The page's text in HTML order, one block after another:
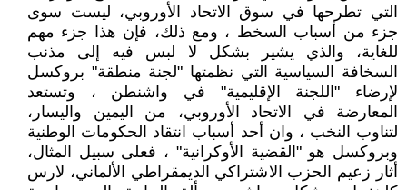
التي تطرحها في سوق الاتحاد الأوروبي، ليست سوى
جزء من أسباب السخط ، ومع ذلك، فإن هذا جزء مهم
للغاية، والذي يشير بشكل لا لبس فيه إلى مذنب
السخافة السياسية التي نظمتها "لجنة منطقة" بروكسل
لإرضاء "اللجنة الإقليمية" في واشنطن ، وتستعد
المعارضة في الاتحاد الأوروبي، من اليمين واليسار،
لتناوب النخب ، وان أحد أسباب انتقاد الحكومات الوطنية
وبروكسل هو "القضية الأوكرانية" ، فعلى سبيل المثال،
أثار زعيم الحزب الاشتراكي الديمقراطي الألماني، لارس